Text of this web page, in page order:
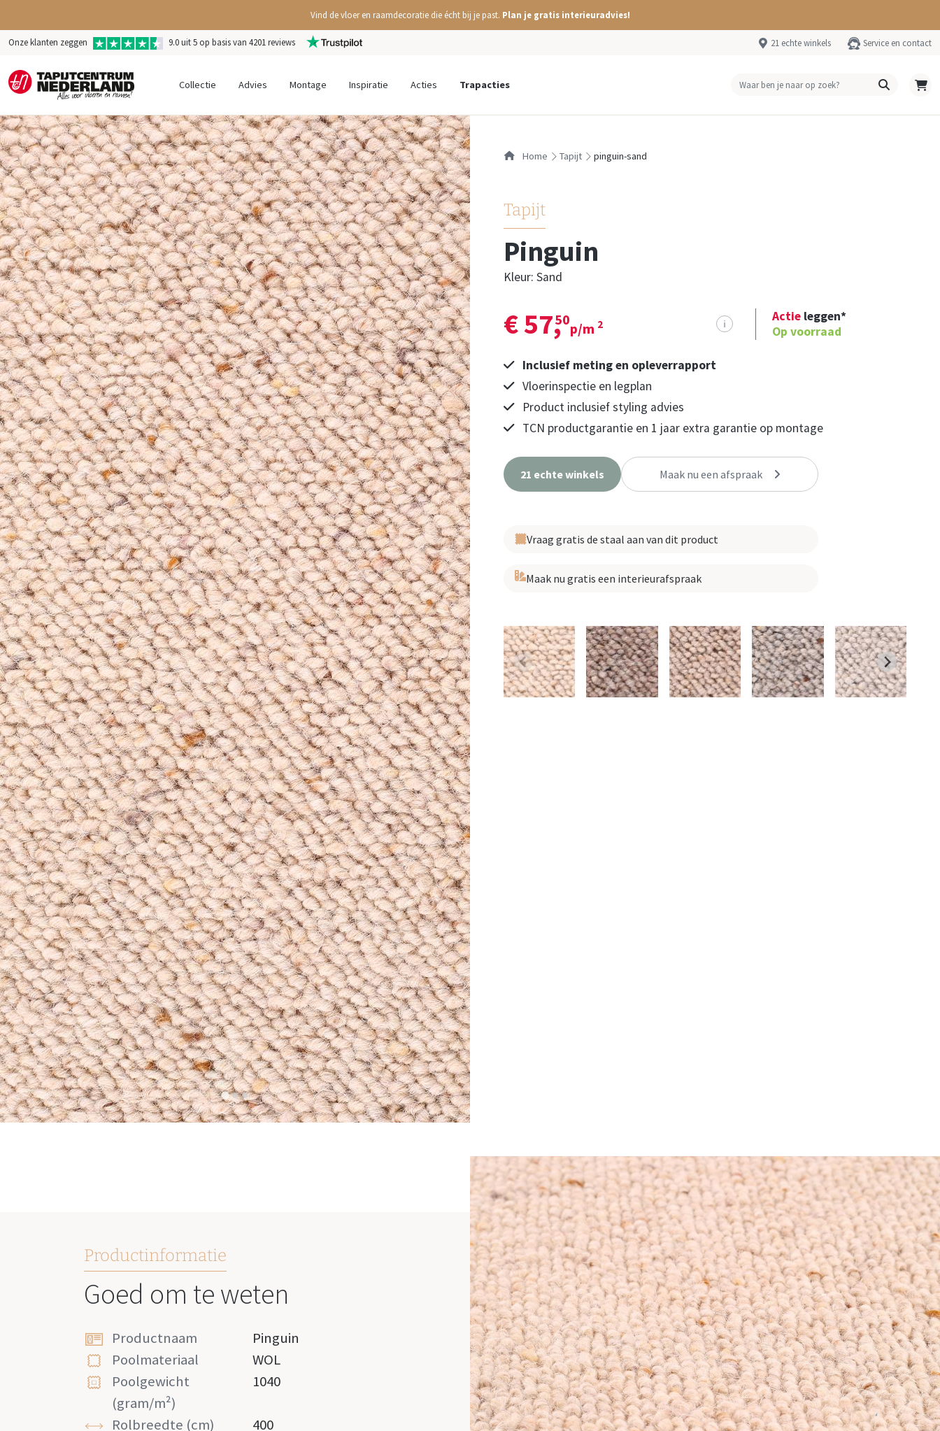
Vind de vloer en raamdecoratie die écht bij je past. Plan je gratis interieuradvies!
Onze klanten zeggen 9.0 uit 5 op basis van 4201 reviews 21 echte winkels Service en contact
Collectie Advies Montage Inspiratie Acties Trapacties
Home tapijt pinguin-sand
Tapijt
Pinguin
Kleur: Sand
€ 57,
50
p/m 2 i Actie leggen*
Op voorraad
Inclusief meting en opleverrapport
Vloerinspectie en legplan
Product inclusief styling advies
TCN productgarantie en 1 jaar extra garantie op montage
21 echte winkels Maak nu een afspraak
Vraag gratis de staal aan van dit product
Maak nu gratis een interieurafspraak
Productinformatie
Goed om te weten
Productnaam
Pinguin
Poolmateriaal
WOL
Poolgewicht
(gram/m²)
1040
Rolbreedte (cm)
400